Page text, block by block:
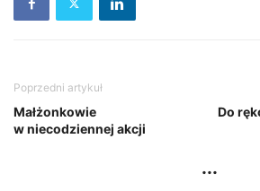
Poprzedni artykuł
Małżonkowie
w niecodziennej akcji
Do
...